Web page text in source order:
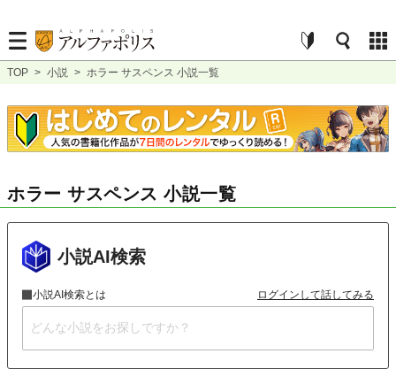
TOP > 小説 > ホラー サスペンス 小説一覧
ホラー サスペンス 小説一覧
小説AI検索
小説AI検索とは ログインして話してみる